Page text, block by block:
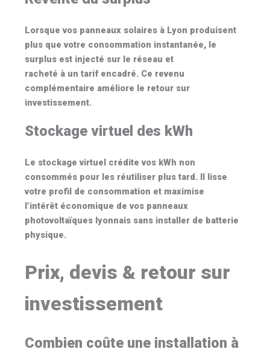
Lorsque vos panneaux solaires à Lyon produisent
plus que votre consommation instantanée, le
surplus est injecté sur le réseau et
racheté à un tarif encadré. Ce revenu
complémentaire améliore le retour sur
investissement.
Stockage virtuel des kWh
Le stockage virtuelcrédite vos kWh non
consommés pour les réutiliser plus tard. Il lisse
votre profil de consommation et maximise
l’intérêt économique de vos panneaux
photovoltaïques lyonnaissans installer de batterie
physique.
Prix, devis & retour sur
investissement
Combien coûte une installation à